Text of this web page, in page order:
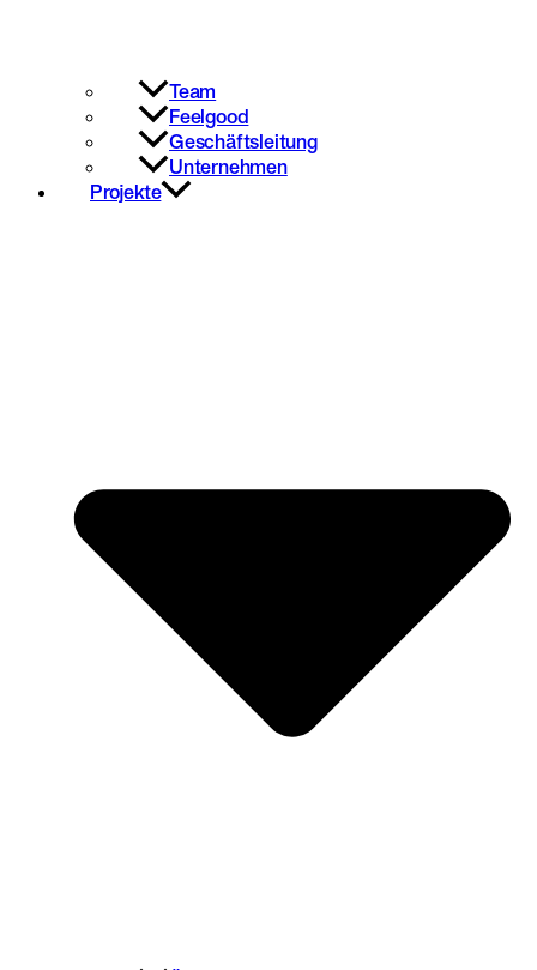
Team
Feelgood
Geschäftsleitung
Unternehmen
Projekte